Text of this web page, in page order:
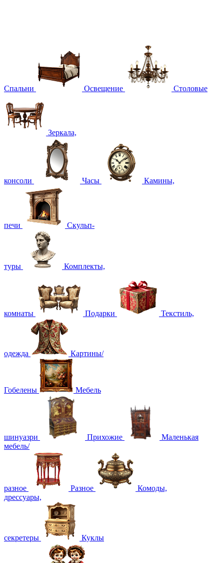
Спальни Освещение Столовые
Зеркала,
консоли Часы Камины,
печи Скульп-
туры Комплекты,
комнаты Подарки Текстиль,
одежда Картины/
Гобелены Мебель
шинуазри Прихожие
Маленькая
мебель/
разное Разное
Комоды,
дрессуары,
секретеры Куклы